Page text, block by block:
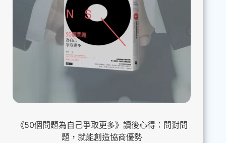
《50個問題為自己爭取更多》讀後心得：問對問
題，就能創造協商優勢